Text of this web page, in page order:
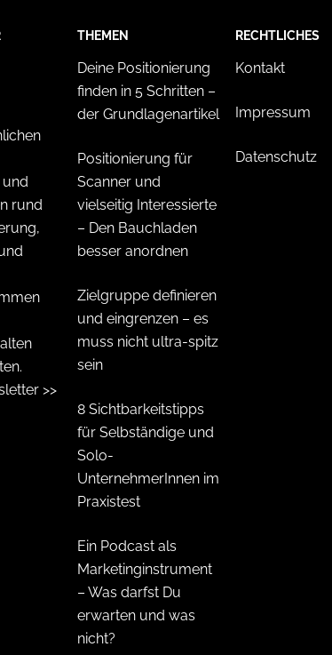
rund
>>
THEMEN
Deine Positionierung
finden in 5 Schritten –
der Grundlagenartikel
Positionierung für
Scanner und
vielseitig Interessierte
– Den Bauchladen
besser anordnen
Zielgruppe definieren
und eingrenzen – es
muss nicht ultra-spitz
sein
8 Sichtbarkeitstipps
für Selbständige und
Solo-
UnternehmerInnen im
Praxistest
Ein Podcast als
Marketinginstrument
– Was darfst Du
erwarten und was
nicht?
RECHTLICHES
Kontakt
Impressum
Datenschutz